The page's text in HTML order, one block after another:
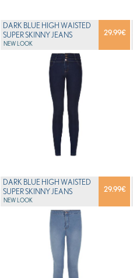
29.99€
DARK BLUE HIGH WAISTED
SUPER SKINNY JEANS
NEW LOOK
29.99€
DARK BLUE HIGH WAISTED
SUPER SKINNY JEANS
NEW LOOK